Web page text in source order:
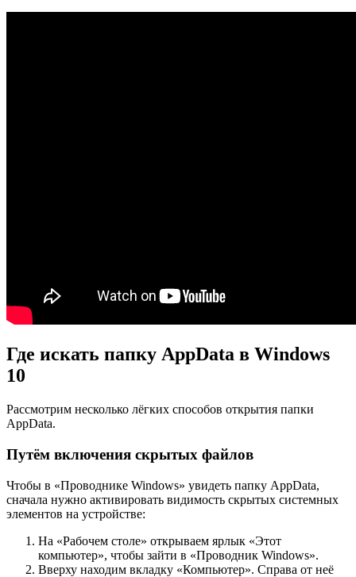
Где искать папку AppData в Windows
10
Рассмотрим несколько лёгких способов открытия папки
AppData.
Путём включения скрытых файлов
Чтобы в «Проводнике Windows» увидеть папку AppData,
сначала нужно активировать видимость скрытых системных
элементов на устройстве:
На «Рабочем столе» открываем ярлык «Этот
компьютер», чтобы зайти в «Проводник Windows».
Вверху находим вкладку «Компьютер». Справа от неё